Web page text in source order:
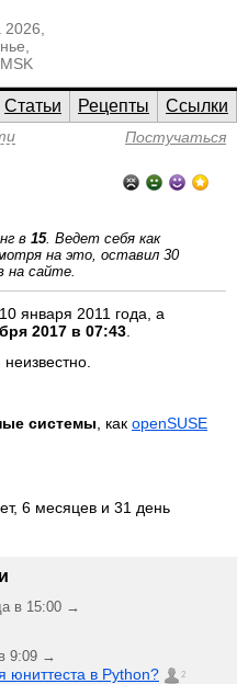
2026,
Статьи Рецепты
Ссылки
Постучаться
в 15. Ведет себя как
на это, оставил 30
на сайте.
января 2011 года, а
2017 в 07:43
системы , как openSUSE
6 месяцев и 31 день
в 15:00 →
9:09 →
юниттеста в Python? 2